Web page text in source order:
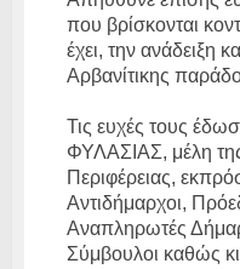
που βρίσκονται
έχει, την ανάδειξη
Αρβανίτικης
Τις ευχές τους
ΦΥΛΑΣΙΑΣ, μέλη
Περιφέρειας,
Αντιδήμαρχοι,
Αναπληρωτές
Σύμβουλοι καθώς